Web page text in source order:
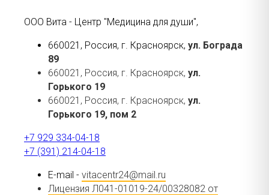
ООО Вита - Центр "Медицина для души",
660021, Россия, г. Красноярск, ул. Бограда
89
660021, Россия, г. Красноярск, ул.
Горького 19
660021, Россия, г. Красноярск, ул.
Горького 19, пом 2
+7 929 334-04-18
+7 (391) 214-04-18
E-mail - vitacentr24@mail.ru
Лицензия Л041-01019-24/00328082 от